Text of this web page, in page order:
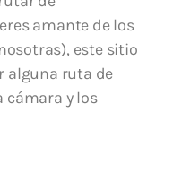
amante de los
este sitio
alguna ruta de
cámara y los